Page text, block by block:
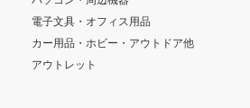
電子文具・オフィス用品
カー用品・ホビー・アウトドア他
アウトレット